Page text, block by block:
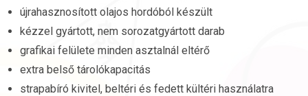
újrahasznosított olajos hordóból készült
kézzel gyártott, nem sorozatgyártott darab
grafikai felülete minden asztalnál eltérő
extra belső tárolókapacitás
strapabíró kivitel, beltéri és fedett kültéri használatra